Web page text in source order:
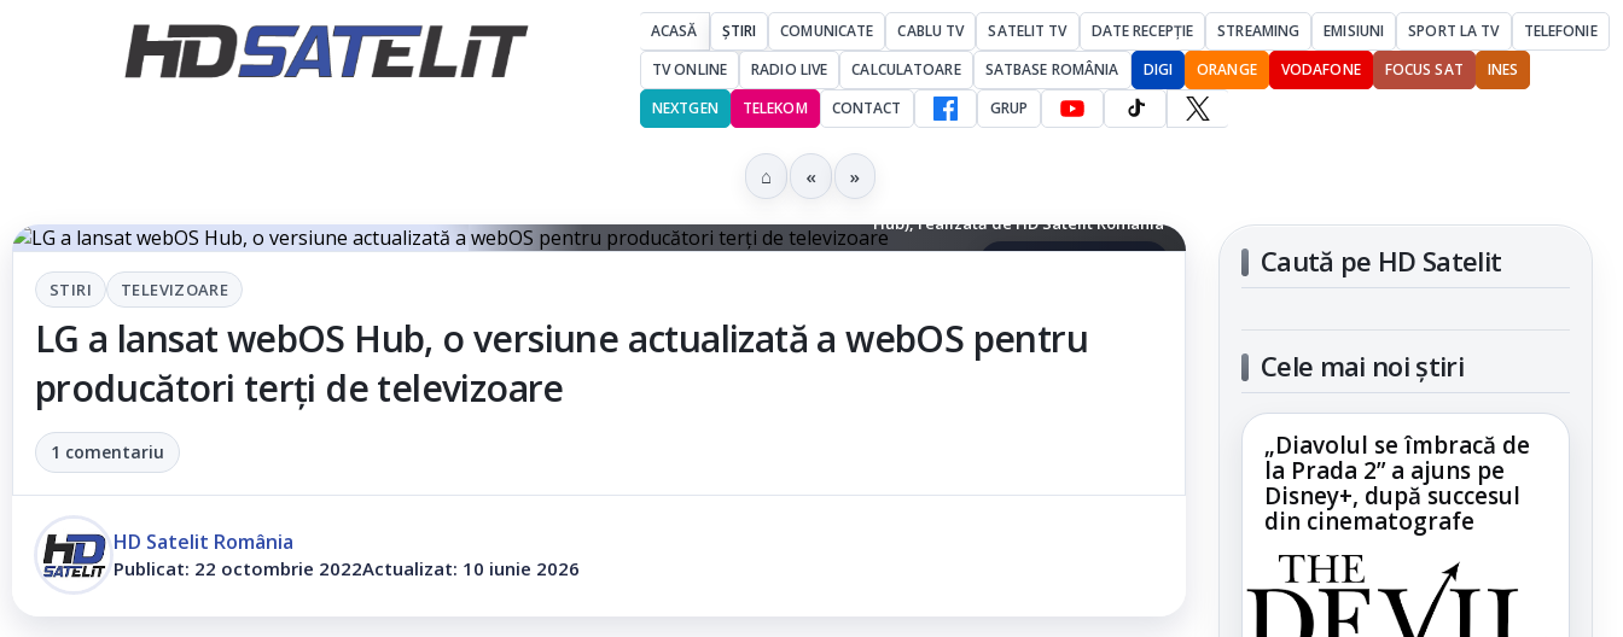
ACASĂ ȘTIRI COMUNICATE CABLU TV SATELIT TV DATE RECEPȚIE STREAMING EMISIUNI SPORT LA TV
TELEFONIE
TV ONLINE
RADIO LIVE CALCULATOARE SATBASE ROMÂNIA DIGI ORANGE VODAFONE FOCUS SAT
INES
NEXTGEN
TELEKOM CONTACT GRUP
⌂ « »
Telecomandă și televizor - imagine pur decorativă (nu reprezintă LG și nici WebOS
Hub), realizată de HD Satelit România
STIRI TELEVIZOARE
LG a lansat webOS Hub, o versiune actualizată a webOS pentru
producători terți de televizoare
1 comentariu
HD Satelit România
Publicat: 22 octombrie 2022Actualizat: 10 iunie 2026
Caută pe HD Satelit
Cele mai noi știri
„Diavolul se îmbracă de
la Prada 2” a ajuns pe
Disney+, după succesul
din cinematografe